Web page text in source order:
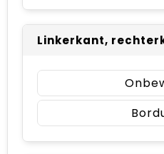
Linkerkant,